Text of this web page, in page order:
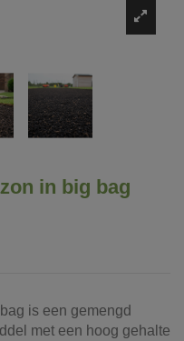
in big bag
is een gemengd
met een hoog gehalte